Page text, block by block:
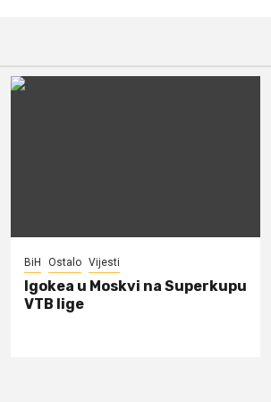
BiH Ostalo Vijesti
Igokea u Moskvi na Superkupu
VTB lige